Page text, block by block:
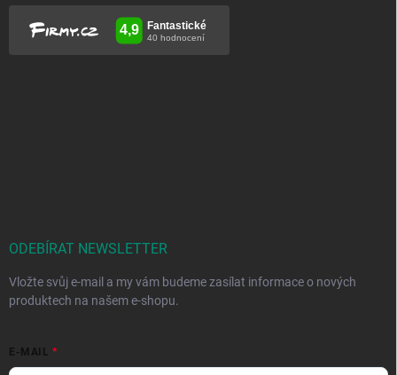
ODEBÍRAT NEWSLETTER
Vložte svůj e-mail a my vám budeme zasílat informace o nových
produktech na našem e-shopu.
E-MAIL